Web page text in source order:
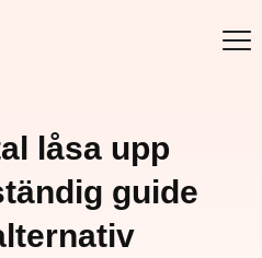
låsa upp
guide